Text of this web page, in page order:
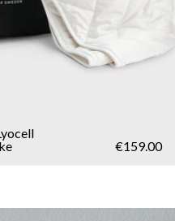
€159.00